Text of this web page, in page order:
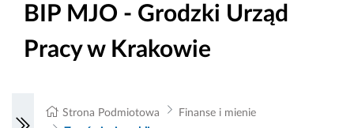
BIP MJO - Grodzki Urząd
Pracy w Krakowie
Strona Podmiotowa
Finanse i mienie